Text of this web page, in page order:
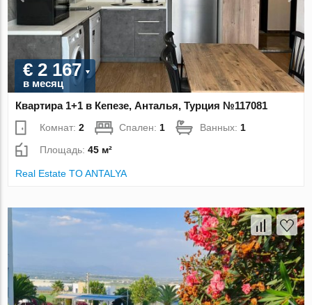
€ 2 167
в месяц
Квартира 1+1 в Кепезе, Анталья, Турция №117081
Комнат:2 Спален: 1 Ванных: 1
Площадь:45 м²
Real Estate TO ANTALYA